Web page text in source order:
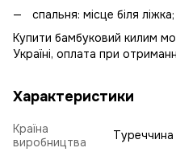
спальня: місце біля ліжка;
Купити бамбуковий килим
Україні, оплата при
Характеристики
Країна
виробництва
Туреччина